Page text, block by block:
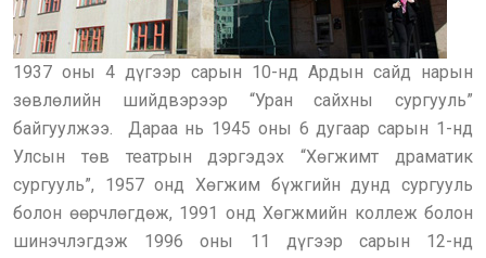
1937 оны 4 дүгээр сарын 10-нд Ардын сайд нарын
зөвлөлийн шийдвэрээр “Уран сайхны сургууль”
байгуулжээ. Дараа нь 1945 оны 6 дугаар сарын 1-нд
Улсын төв театрын дэргэдэх “Хөгжимт драматик
сургууль”, 1957 онд Хөгжим бүжгийн дунд сургууль
болон өөрчлөгдөж, 1991 онд Хөгжмийн коллеж болон
шинэчлэгдэж 1996 оны 11 дүгээр сарын 12-нд